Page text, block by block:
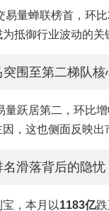
易量蝉联榜首，环
抵御行业波动的关
围至第二梯队核
量跃居第二，环比
，这也侧面反映出
滑落背后的隐忧
，本月以1183亿